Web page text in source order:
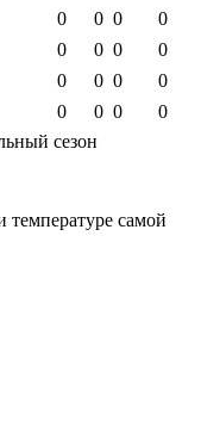
0 0 0
0
0 0 0
0
0 0 0
0
0 0 0
0
сезон
температуре самой